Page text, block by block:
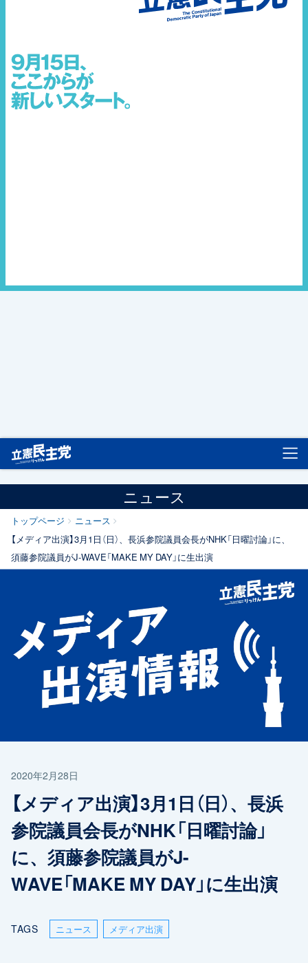
ニュース
トップページ
ニュース
【メディア出演】3月1日（日）、長浜参院議員会長がNHK「日曜討論」に、
須藤参院議員がJ-WAVE「MAKE MY DAY」に生出演
2020年2月28日
【メディア出演】3月1日（日）、長浜
参院議員会長がNHK「日曜討論」
に、須藤参院議員がJ-
WAVE「MAKE MY DAY」に生出演
TAGS ニュース メディア出演